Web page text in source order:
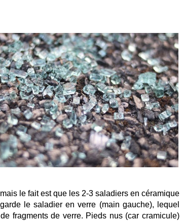
le fait est que les 2-3 saladiers en céramique
le saladier en verre (main gauche), lequel
fragments de verre. Pieds nus (car cramicule)